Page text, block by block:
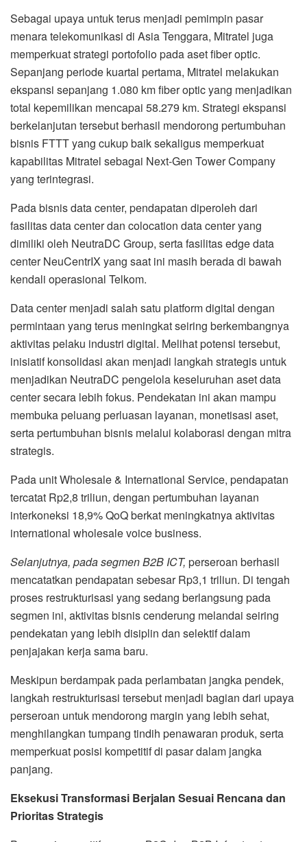
Sebagai upaya untuk terus menjadi pemimpin pasar
menara telekomunikasi di Asia Tenggara, Mitratel juga
memperkuat strategi portofolio pada aset fiber optic.
Sepanjang periode kuartal pertama, Mitratel melakukan
ekspansi sepanjang 1.080 km fiber optic yang menjadikan
total kepemilikan mencapai 58.279 km. Strategi ekspansi
berkelanjutan tersebut berhasil mendorong pertumbuhan
bisnis FTTT yang cukup baik sekaligus memperkuat
kapabilitas Mitratel sebagai Next-Gen Tower Company
yang terintegrasi.
Pada bisnis data center, pendapatan diperoleh dari
fasilitas data center dan colocation data center yang
dimiliki oleh NeutraDC Group, serta fasilitas edge data
center NeuCentrIX yang saat ini masih berada di bawah
kendali operasional Telkom.
Data center menjadi salah satu platform digital dengan
permintaan yang terus meningkat seiring berkembangnya
aktivitas pelaku industri digital. Melihat potensi tersebut,
inisiatif konsolidasi akan menjadi langkah strategis untuk
menjadikan NeutraDC pengelola keseluruhan aset data
center secara lebih fokus. Pendekatan ini akan mampu
membuka peluang perluasan layanan, monetisasi aset,
serta pertumbuhan bisnis melalui kolaborasi dengan mitra
strategis.
Pada unit Wholesale & International Service, pendapatan
tercatat Rp2,8 triliun, dengan pertumbuhan layanan
interkoneksi 18,9% QoQ berkat meningkatnya aktivitas
international wholesale voice business.
Selanjutnya, pada segmen B2B ICT, perseroan berhasil
mencatatkan pendapatan sebesar Rp3,1 triliun. Di tengah
proses restrukturisasi yang sedang berlangsung pada
segmen ini, aktivitas bisnis cenderung melandai seiring
pendekatan yang lebih disiplin dan selektif dalam
penjajakan kerja sama baru.
Meskipun berdampak pada perlambatan jangka pendek,
langkah restrukturisasi tersebut menjadi bagian dari upaya
perseroan untuk mendorong margin yang lebih sehat,
menghilangkan tumpang tindih penawaran produk, serta
memperkuat posisi kompetitif di pasar dalam jangka
panjang.
Eksekusi Transformasi Berjalan Sesuai Rencana dan
Prioritas Strategis